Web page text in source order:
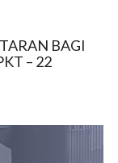
BAGI
– 22